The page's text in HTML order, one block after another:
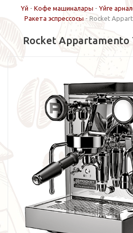
Үй - Кофе машиналары - Үйге
Ракета эспрессосы - Rocket
Rocket Appartamento